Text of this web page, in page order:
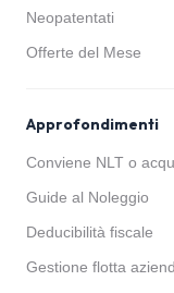
Neopatentati
Offerte del Mese
Approfondimenti
Conviene NLT o
Guide al Noleggio
Deducibilità fiscale
Gestione flotta